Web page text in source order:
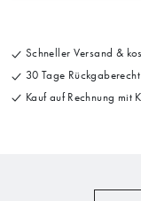
Schneller Versand &
30 Tage Rückgaberecht
Kauf auf Rechnung mit